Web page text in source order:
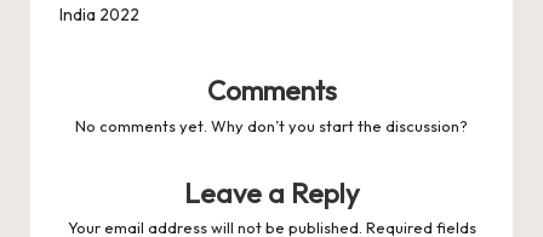
India 2022
Comments
No comments yet. Why don’t you start the discussion?
Leave a Reply
Your email address will not be published. Required fields